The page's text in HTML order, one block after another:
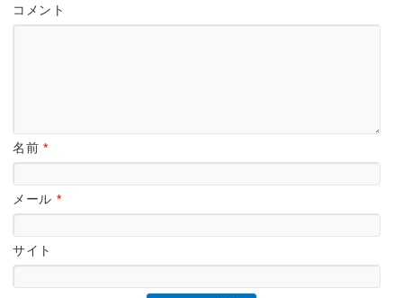
コメント
名前*
メール *
サイト